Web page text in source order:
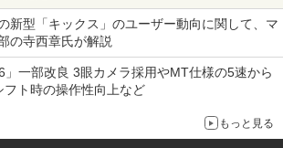
新型「キックス」のユーザー動向に関して、マ
の寺西章氏が解説
」一部改良 3眼カメラ採用やMT仕様の5速から
ト時の操作性向上など
もっと見る